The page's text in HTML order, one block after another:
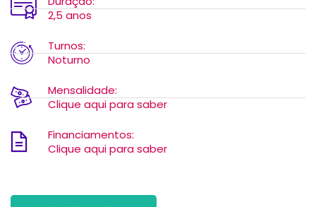
2,5 anos
Turnos:
Noturno
Mensalidade:
Clique aqui para saber
Financiamentos:
Clique aqui para saber